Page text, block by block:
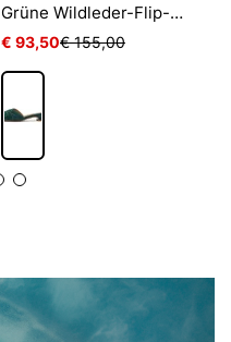
Grüne Wildleder-Flip-Flops mit breitem Absatz
€ 93,50€ 155,00